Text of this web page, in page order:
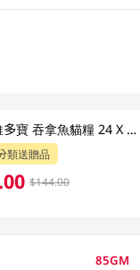
原箱維多寶 吞拿魚貓糧 24 X 85GM
類送贈品
$144.00
85GM